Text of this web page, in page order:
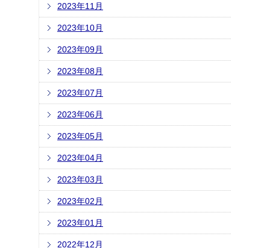
2023年11月
2023年10月
2023年09月
2023年08月
2023年07月
2023年06月
2023年05月
2023年04月
2023年03月
2023年02月
2023年01月
2022年12月